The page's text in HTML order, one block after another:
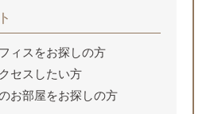
ィスをお探しの方
セスしたい方
お部屋をお探しの方